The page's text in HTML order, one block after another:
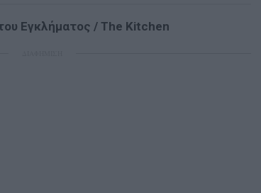
Εγκλήματος / The Kitchen